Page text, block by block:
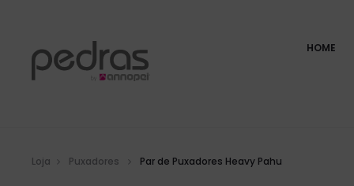
HOME
Loja Puxadores Par de Puxadores Heavy Pahu